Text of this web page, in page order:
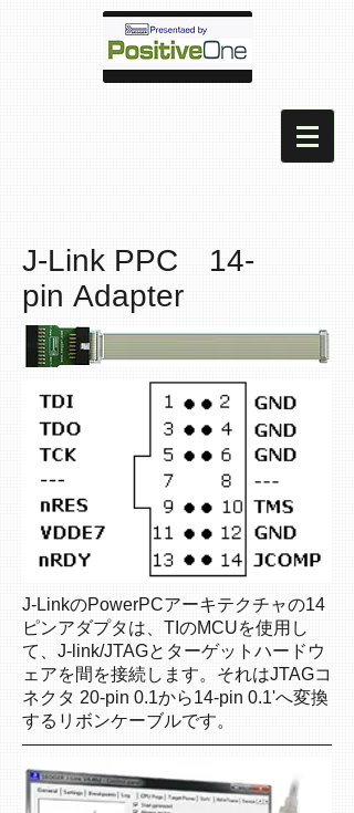
J-Link PPC 14-
pin Adapter
J-LinkのPowerPCアーキテクチャの14
ピンアダプタは、TIのMCUを使用し
て、J-link/JTAGとターゲットハードウ
ェアを間を接続します。それはJTAGコ
ネクタ 20-pin 0.1から14-pin 0.1'へ変換
するリボンケーブルです。